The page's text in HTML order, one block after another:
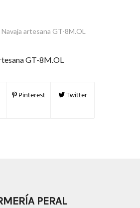
artesana GT-8M.OL
GT-8M.OL
Pinterest Twitter
PERAL